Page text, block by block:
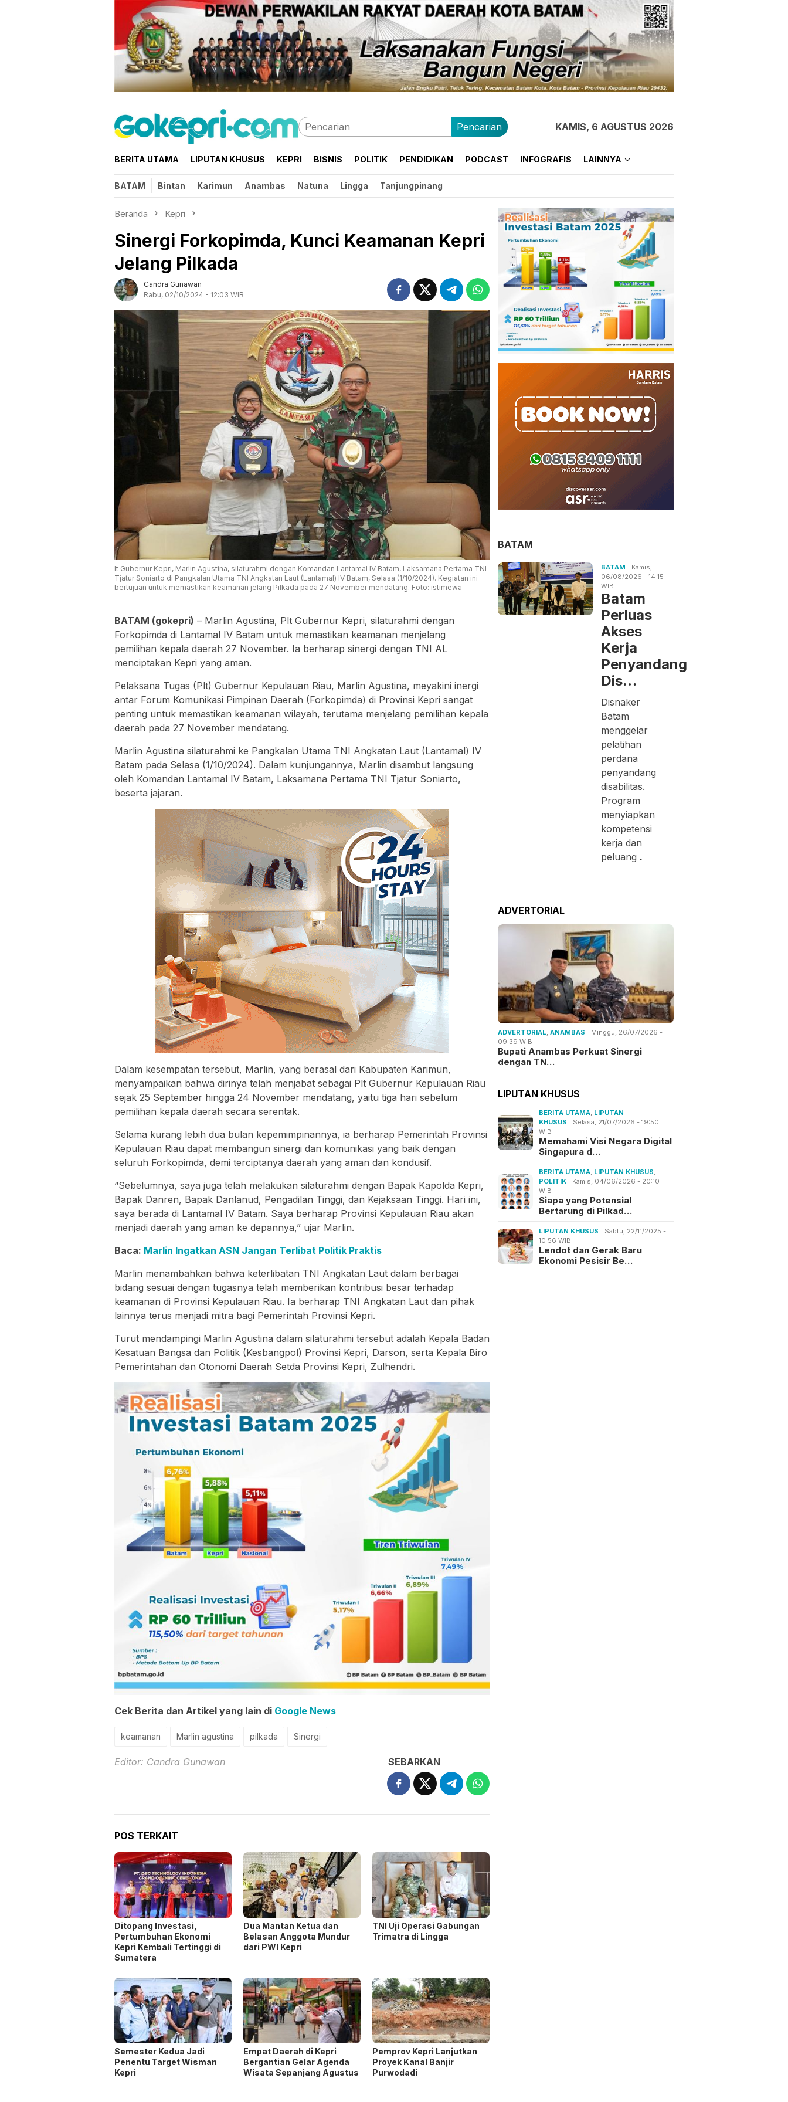
Pencarian KAMIS, 6 AGUSTUS 2026
BERITA UTAMA LIPUTAN KHUSUS KEPRI BISNIS POLITIK PENDIDIKAN PODCAST INFOGRAFIS LAINNYA
BATAM Bintan Karimun Anambas Natuna Lingga Tanjungpinang
Beranda Kepri
Sinergi Forkopimda, Kunci Keamanan Kepri
Jelang Pilkada
Candra Gunawan
Rabu, 02/10/2024 - 12:03 WIB
lt Gubernur Kepri, Marlin Agustina, silaturahmi dengan Komandan Lantamal IV Batam, Laksamana Pertama TNI
Tjatur Soniarto di Pangkalan Utama TNI Angkatan Laut (Lantamal) IV Batam, Selasa (1/10/2024). Kegiatan ini
bertujuan untuk memastikan keamanan jelang Pilkada pada 27 November mendatang. Foto: istimewa
BATAM (gokepri) – Marlin Agustina, Plt Gubernur Kepri, silaturahmi dengan
Forkopimda di Lantamal IV Batam untuk memastikan keamanan menjelang
pemilihan kepala daerah 27 November. Ia berharap sinergi dengan TNI AL
menciptakan Kepri yang aman.
Pelaksana Tugas (Plt) Gubernur Kepulauan Riau, Marlin Agustina, meyakini inergi
antar Forum Komunikasi Pimpinan Daerah (Forkopimda) di Provinsi Kepri sangat
penting untuk memastikan keamanan wilayah, terutama menjelang pemilihan kepala
daerah pada 27 November mendatang.
Marlin Agustina silaturahmi ke Pangkalan Utama TNI Angkatan Laut (Lantamal) IV
Batam pada Selasa (1/10/2024). Dalam kunjungannya, Marlin disambut langsung
oleh Komandan Lantamal IV Batam, Laksamana Pertama TNI Tjatur Soniarto,
beserta jajaran.
Dalam kesempatan tersebut, Marlin, yang berasal dari Kabupaten Karimun,
menyampaikan bahwa dirinya telah menjabat sebagai Plt Gubernur Kepulauan Riau
sejak 25 September hingga 24 November mendatang, yaitu tiga hari sebelum
pemilihan kepala daerah secara serentak.
Selama kurang lebih dua bulan kepemimpinannya, ia berharap Pemerintah Provinsi
Kepulauan Riau dapat membangun sinergi dan komunikasi yang baik dengan
seluruh Forkopimda, demi terciptanya daerah yang aman dan kondusif.
“Sebelumnya, saya juga telah melakukan silaturahmi dengan Bapak Kapolda Kepri,
Bapak Danren, Bapak Danlanud, Pengadilan Tinggi, dan Kejaksaan Tinggi. Hari ini,
saya berada di Lantamal IV Batam. Saya berharap Provinsi Kepulauan Riau akan
menjadi daerah yang aman ke depannya,” ujar Marlin.
Baca: Marlin Ingatkan ASN Jangan Terlibat Politik Praktis
Marlin menambahkan bahwa keterlibatan TNI Angkatan Laut dalam berbagai
bidang sesuai dengan tugasnya telah memberikan kontribusi besar terhadap
keamanan di Provinsi Kepulauan Riau. Ia berharap TNI Angkatan Laut dan pihak
lainnya terus menjadi mitra bagi Pemerintah Provinsi Kepri.
Turut mendampingi Marlin Agustina dalam silaturahmi tersebut adalah Kepala Badan
Kesatuan Bangsa dan Politik (Kesbangpol) Provinsi Kepri, Darson, serta Kepala Biro
Pemerintahan dan Otonomi Daerah Setda Provinsi Kepri, Zulhendri.
Cek Berita dan Artikel yang lain di Google News
keamanan Marlin agustina pilkada Sinergi
Editor: Candra Gunawan SEBARKAN
POS TERKAIT
Ditopang Investasi,
Pertumbuhan Ekonomi
Kepri Kembali Tertinggi di
Sumatera
Dua Mantan Ketua dan
Belasan Anggota Mundur
dari PWI Kepri
TNI Uji Operasi Gabungan
Trimatra di Lingga
Semester Kedua Jadi
Penentu Target Wisman
Kepri
Empat Daerah di Kepri
Bergantian Gelar Agenda
Wisata Sepanjang Agustus
Pemprov Kepri Lanjutkan
Proyek Kanal Banjir
Purwodadi
BATAM
BATAM
Kamis,
06/08/2026 - 14:15
WIB
Batam
Perluas
Akses
Kerja
Penyandang
Dis…
Disnaker
Batam
menggelar
pelatihan
perdana
penyandang
disabilitas.
Program
menyiapkan
kompetensi
kerja dan
peluang .
ADVERTORIAL
ADVERTORIAL,ANAMBAS
Minggu, 26/07/2026 -
09:39 WIB
Bupati Anambas Perkuat Sinergi
dengan TN…
LIPUTAN KHUSUS
BERITA UTAMA, LIPUTAN
KHUSUS
Selasa, 21/07/2026 - 19:50
WIB
Memahami Visi Negara Digital
Singapura d…
BERITA UTAMA, LIPUTAN KHUSUS,
POLITIK
Kamis, 04/06/2026 - 20:10
WIB
Siapa yang Potensial
Bertarung di Pilkad…
LIPUTAN KHUSUS
Sabtu, 22/11/2025 -
10:56 WIB
Lendot dan Gerak Baru
Ekonomi Pesisir Be…